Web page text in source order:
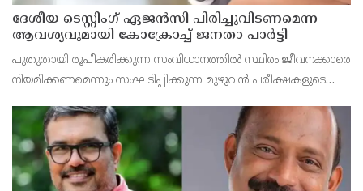
ദേശീയ ടെസ്റ്റിംഗ് ഏജന്‍സി പിരിച്ചുവിടണമെന്ന
ആവശ്യവുമായി കോക്രോച്ച് ജനതാ പാര്‍ട്ടി
പുതുതായി രൂപീകരിക്കുന്ന സംവിധാനത്തില്‍ സ്ഥിരം ജീവനക്കാരെ
നിയമിക്കണമെന്നും സംഘടിപ്പിക്കുന്ന മുഴുവന്‍ പരീക്ഷകളുടെയും
അഷുതോഷ് റാങ്ക ആവശ്യപ്പെട്ടു.